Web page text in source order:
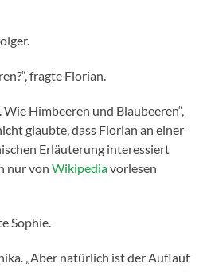
fragte Florian.
Himbeeren und Blaubeeren“,
glaubte, dass Florian an einer
Erläuterung interessiert
nur vonWikipediavorlesen
Sophie.
„Aber natürlich ist der Auflauf